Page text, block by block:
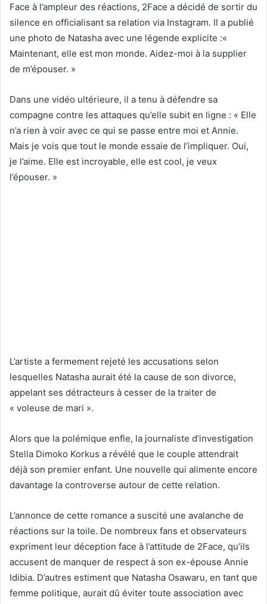
Face à l’ampleur des réactions, 2Face a décidé de sortir du
silence en officialisant sa relation via Instagram. Il a publié
une photo de Natasha avec une légende explicite :«
Maintenant, elle est mon monde. Aidez-moi à la supplier
de m’épouser. »
Dans une vidéo ultérieure, il a tenu à défendre sa
compagne contre les attaques qu’elle subit en ligne : « Elle
n’a rien à voir avec ce qui se passe entre moi et Annie.
Mais je vois que tout le monde essaie de l’impliquer. Oui,
je l’aime. Elle est incroyable, elle est cool, je veux
l’épouser. »
L’artiste a fermement rejeté les accusations selon
lesquelles Natasha aurait été la cause de son divorce,
appelant ses détracteurs à cesser de la traiter de
« voleuse de mari ».
Alors que la polémique enfle, la journaliste d’investigation
Stella Dimoko Korkus a révélé que le couple attendrait
déjà son premier enfant. Une nouvelle qui alimente encore
davantage la controverse autour de cette relation.
L’annonce de cette romance a suscité une avalanche de
réactions sur la toile. De nombreux fans et observateurs
expriment leur déception face à l’attitude de 2Face, qu’ils
accusent de manquer de respect à son ex-épouse Annie
Idibia. D’autres estiment que Natasha Osawaru, en tant que
femme politique, aurait dû éviter toute association avec